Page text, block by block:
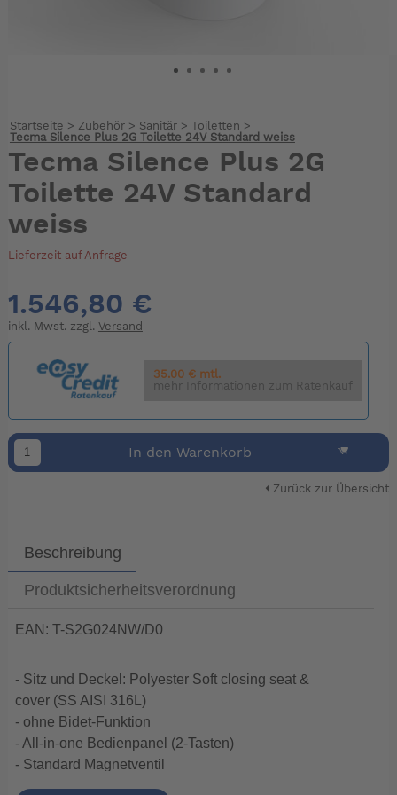
Startseite > Zubehör> Sanitär> Toiletten >
Tecma Silence Plus 2G Toilette 24V Standard weiss
Tecma Silence Plus 2G
Toilette 24V Standard
weiss
Lieferzeit auf Anfrage
1.546,80 €
inkl. Mwst. zzgl. Versand
35.00 € mtl.
mehr Informationen zum Ratenkauf
In den Warenkorb
Zurück zur Übersicht
Beschreibung
Produktsicherheitsverordnung
EAN: T-S2G024NW/D0
- Sitz und Deckel: Polyester Soft closing seat &
cover (SS AISI 316L)
- ohne Bidet-Funktion
- All-in-one Bedienpanel (2-Tasten)
- Standard Magnetventil